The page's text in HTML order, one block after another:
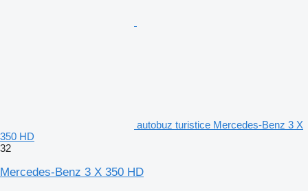
autobuz turistice Mercedes-Benz 3 X
350 HD
32
Mercedes-Benz 3 X 350 HD